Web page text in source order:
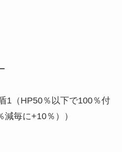
1（HP50％以下で100％付
毎に+10％））